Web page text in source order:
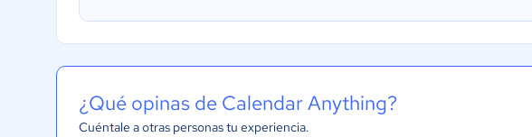
¿Qué opinas de Calendar Anything?
Cuéntale a otras personas tu experiencia.